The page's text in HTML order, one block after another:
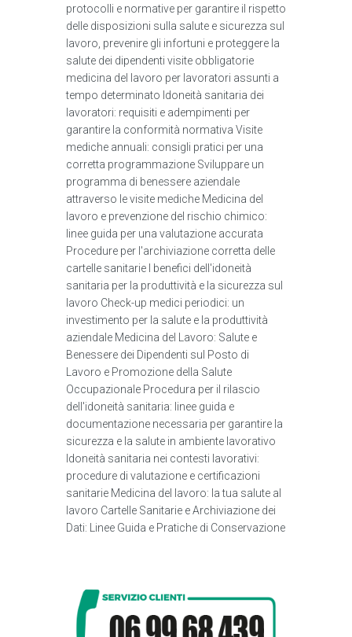
protocolli e normative per garantire il rispetto
delle disposizioni sulla salute e sicurezza sul
lavoro, prevenire gli infortuni e proteggere la
salute dei dipendenti visite obbligatorie
medicina del lavoro per lavoratori assunti a
tempo determinato Idoneità sanitaria dei
lavoratori: requisiti e adempimenti per
garantire la conformità normativa Visite
mediche annuali: consigli pratici per una
corretta programmazione Sviluppare un
programma di benessere aziendale
attraverso le visite mediche Medicina del
lavoro e prevenzione del rischio chimico:
linee guida per una valutazione accurata
Procedure per l'archiviazione corretta delle
cartelle sanitarie I benefici dell'idoneità
sanitaria per la produttività e la sicurezza sul
lavoro Check-up medici periodici: un
investimento per la salute e la produttività
aziendale Medicina del Lavoro: Salute e
Benessere dei Dipendenti sul Posto di
Lavoro e Promozione della Salute
Occupazionale Procedura per il rilascio
dell'idoneità sanitaria: linee guida e
documentazione necessaria per garantire la
sicurezza e la salute in ambiente lavorativo
Idoneità sanitaria nei contesti lavorativi:
procedure di valutazione e certificazioni
sanitarie Medicina del lavoro: la tua salute al
lavoro Cartelle Sanitarie e Archiviazione dei
Dati: Linee Guida e Pratiche di Conservazione